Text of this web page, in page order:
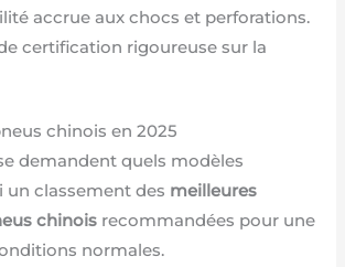
accrue aux chocs et perforations.
certification rigoureuse sur la
chinois en 2025
demandent quels modèles
un classement des meilleures
chinois recommandées pour une
normales.